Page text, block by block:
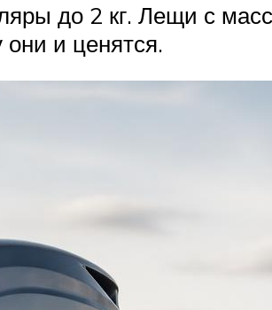
до 2 кг. Лещи с
и ценятся.